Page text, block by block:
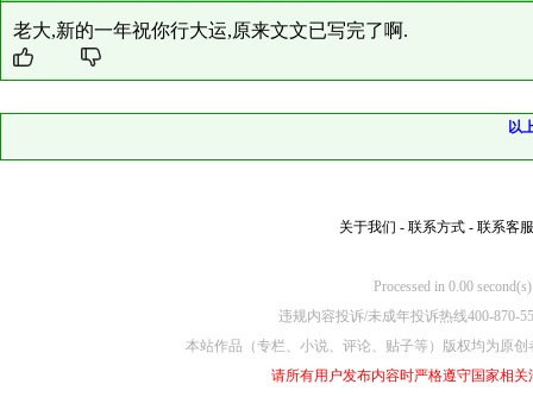
老大,新的一年祝你行大运,原来文文已写完了啊.
以
关于我们 - 联系方式 - 联系客服
Processed in 0.00
违规内容投诉/未成年投诉热线400-870-
本站作品（专栏、小说、评论、贴子等）版权均为原
请所有用户发布内容时严格遵守国家相